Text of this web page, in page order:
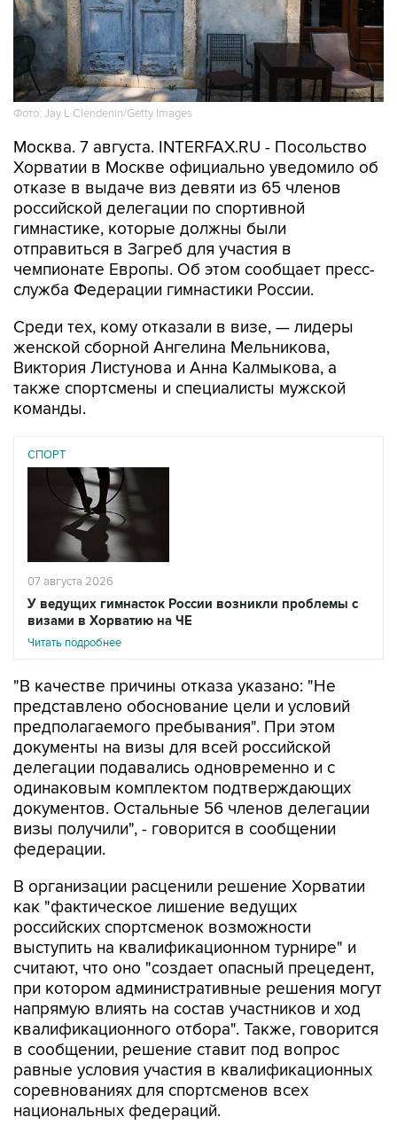
Фото: Jay L Clendenin/Getty Images
Москва. 7 августа. INTERFAX.RU - Посольство
Хорватии в Москве официально уведомило об
отказе в выдаче виз девяти из 65 членов
российской делегации по спортивной
гимнастике, которые должны были
отправиться в Загреб для участия в
чемпионате Европы. Об этом сообщает пресс-
служба Федерации гимнастики России.
Среди тех, кому отказали в визе, — лидеры
женской сборной Ангелина Мельникова,
Виктория Листунова и Анна Калмыкова, а
также спортсмены и специалисты мужской
команды.
СПОРТ
07 августа 2026
У ведущих гимнасток России возникли проблемы с
визами в Хорватию на ЧЕ
Читать подробнее
"В качестве причины отказа указано: "Не
представлено обоснование цели и условий
предполагаемого пребывания". При этом
документы на визы для всей российской
делегации подавались одновременно и с
одинаковым комплектом подтверждающих
документов. Остальные 56 членов делегации
визы получили", - говорится в сообщении
федерации.
В организации расценили решение Хорватии
как "фактическое лишение ведущих
российских спортсменок возможности
выступить на квалификационном турнире" и
считают, что оно "создает опасный прецедент,
при котором административные решения могут
напрямую влиять на состав участников и ход
квалификационного отбора". Также, говорится
в сообщении, решение ставит под вопрос
равные условия участия в квалификационных
соревнованиях для спортсменов всех
национальных федераций.